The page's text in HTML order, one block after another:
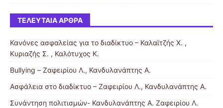
ΤΕΛΕΥΤΑΊΑ ΆΡΘΡΑ
Κανόνες ασφαλείας για το διαδίκτυο – Καλαϊτζής Χ. ,
Κυριαζής Σ. , Καλότυχος Κ.
Bullying – Ζαφειρίου Λ., Κανδυλανάπτης Α.
Ασφάλεια στο διαδίκτυο – Ζαφειρίου Λ., Κανδυλανάπτης Α.
Συνάντηση πολιτισμών- Κανδυλανάπτης Α. Ζαφειρίου Λ.